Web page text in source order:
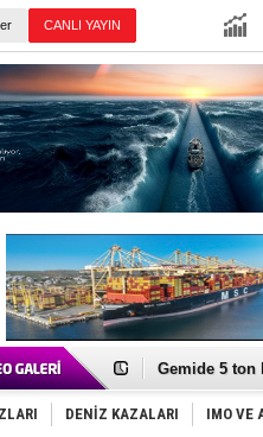
CANLI YAYIN
Dron
Gemide 5 ton
Yakıt barcı
Rus
DENİZ KAZALARI IMO VE